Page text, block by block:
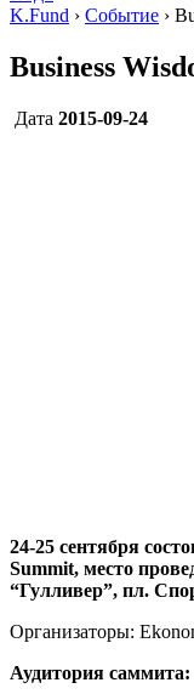
K.Fund › Событие ›
Business
Дата 2015-09-24
24-25 сентября
Summit, место
“Гулливер”, пл.
Организаторы:
Аудитория саммита: